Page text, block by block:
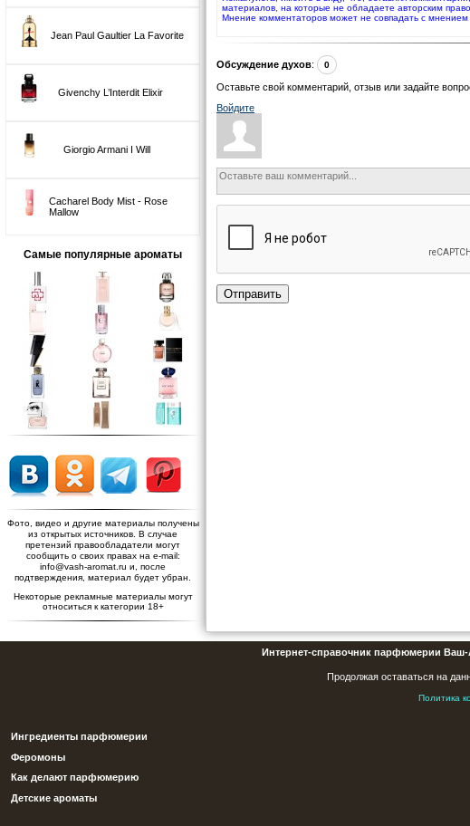
Jean Paul Gaultier La Favorite
Givenchy L’Interdit Elixir
Giorgio Armani I Will
Cacharel Body Mist - Rose
Mallow
Самые популярные ароматы
Фото, видео и другие материалы получены
из открытых источников. В случае
претензий правообладатели могут
сообщить о своих правах на e-mail:
info@vash-aromat.ru и, после
подтверждения, материал будет убран.
Некоторые рекламные материалы могут
относиться к категории 18+
материалов, на которые не обладаете авторским
Мнение комментаторов может не совпадать с
Обсуждение духов: 0
Оставьте свой комментарий, отзыв или задайте
Войдите
Отправить
Интернет-справочник парфюмерии Ваш-
Продолжая оставаться на
Политика
Ингредиенты парфюмерии
Феромоны
Как делают парфюмерию
Детские ароматы